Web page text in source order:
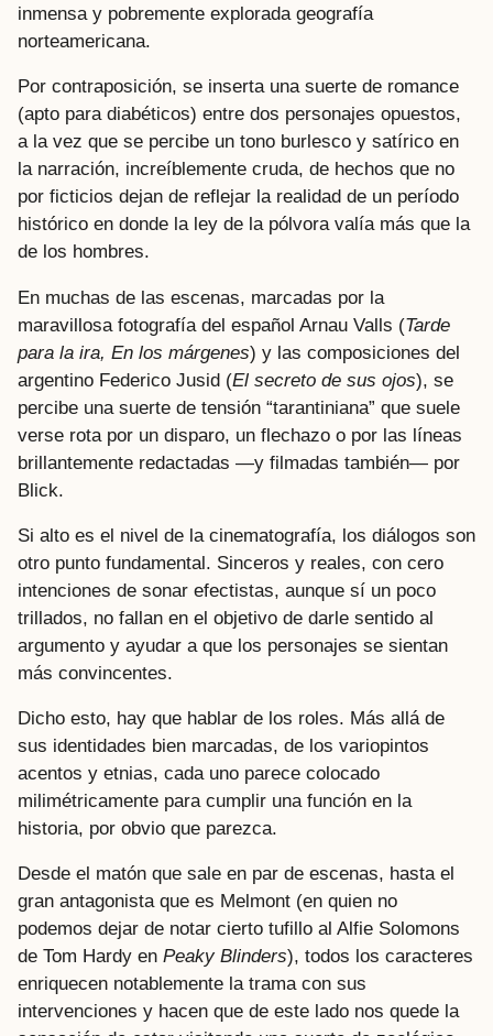
inmensa y pobremente explorada geografía
norteamericana.
Por contraposición, se inserta una suerte de romance
(apto para diabéticos) entre dos personajes opuestos,
a la vez que se percibe un tono burlesco y satírico en
la narración, increíblemente cruda, de hechos que no
por ficticios dejan de reflejar la realidad de un período
histórico en donde la ley de la pólvora valía más que la
de los hombres.
En muchas de las escenas, marcadas por la
maravillosa fotografía del español Arnau Valls (Tarde
para la ira, En los márgenes) y las composiciones del
argentino Federico Jusid (El secreto de sus ojos), se
percibe una suerte de tensión “tarantiniana” que suele
verse rota por un disparo, un flechazo o por las líneas
brillantemente redactadas —y filmadas también— por
Blick.
Si alto es el nivel de la cinematografía, los diálogos son
otro punto fundamental. Sinceros y reales, con cero
intenciones de sonar efectistas, aunque sí un poco
trillados, no fallan en el objetivo de darle sentido al
argumento y ayudar a que los personajes se sientan
más convincentes.
Dicho esto, hay que hablar de los roles. Más allá de
sus identidades bien marcadas, de los variopintos
acentos y etnias, cada uno parece colocado
milimétricamente para cumplir una función en la
historia, por obvio que parezca.
Desde el matón que sale en par de escenas, hasta el
gran antagonista que es Melmont (en quien no
podemos dejar de notar cierto tufillo al Alfie Solomons
de Tom Hardy en Peaky Blinders), todos los caracteres
enriquecen notablemente la trama con sus
intervenciones y hacen que de este lado nos quede la